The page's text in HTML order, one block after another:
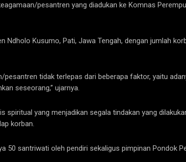
pesantren yang diadukan ke Komnas
Ndholo Kusumo, Pati, Jawa Tengah, dengan jumlah
pesantren tidak terlepas dari beberapa faktor, yaitu
seseorang,” ujarnya.
spiritual yang menjadikan segala tindakan yang
korban.
50 santriwati oleh pendiri sekaligus pimpinan Pondok